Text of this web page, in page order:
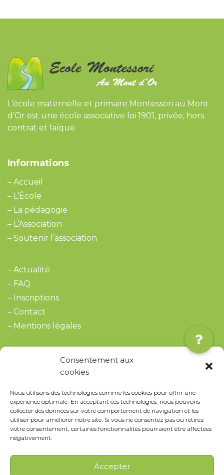
Consentement aux
cookies
Nous utilisons des technologies comme les cookies pour offrir une
expérience optimale. En acceptant ces technologies, nous pouvons
collecter des données sur votre comportement de navigation et les
utiliser pour améliorer notre site. Si vous ne consentez pas ou retirez
votre consentement, certaines fonctionnalités pourraient être affectées
négativement.
Accepter
L’école maternelle et primaire Montessori au Mont
d’Or est une école associative loi 1901, privée, hors
contrat et laïque.
Informations
– Accueil
– L’École
– La pédagogie
– L’Association
– Soutenir l’association
– Actualité
– FAQ
– Inscriptions
– Contact
– Mentions légales
Nous contacter
Ecole Montessori au Montd’Or
7 avenue du 11 novembre
69250 Neuville-sur-Saône
Siret 51311077500030